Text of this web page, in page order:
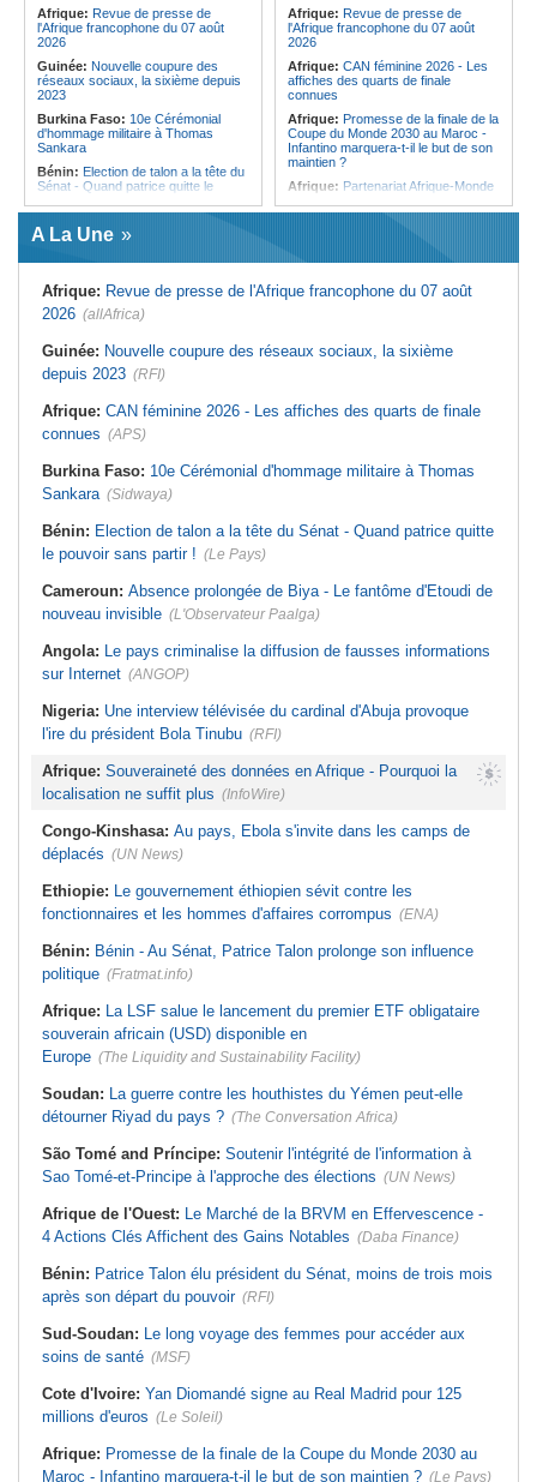
Angola:Ju-jitsu - L'Angola
décroche une quatrième médaille au
d'audition
Afrique: Revue de presse de
l'Afrique francophone du 07 août
2026
Guinée: Nouvelle coupure des
réseaux sociaux, la sixième depuis
2023
Burkina Faso: 10e Cérémonial
d'hommage militaire à Thomas
Sankara
Bénin: Election de talon a la tête du
Sénat - Quand patrice quitte le
Cameroun:
Biya - Le fantôme d'Etoudi de
cardinal d'Abuja provoque l'ire du
président Bola Tinubu
Talon prolonge son influence
politique
São Tomé and Príncipe:
Tomé-et-Principe à l'approche des
la BRVM en Effervescence - 4
Actions Clés Affichent des Gains
Notables
Afrique: Revue de presse de
l'Afrique francophone du 07 août
2026
Afrique: CAN féminine 2026 - Les
affiches des quarts de finale
connues
Afrique: Promesse de la finale de la
Coupe du Monde 2030 au Maroc -
Infantino marquera-t-il le but de son
maintien ?
Afrique: Partenariat Afrique-Monde
relancer la coopération
d'hostilité menée par Le Caire
Tunisie:Mouled 2026 - Voici la date
Hydrogène vert - La pays
peut-il transformer son potentiel en
Comment transformer le label
Le charançon rouge
attaque les palmiers de Sousse -
A La Une
Afrique: Revue de presse de l'Afrique francophone du 07 août
2026 (allAfrica)
Guinée: Nouvelle coupure des réseaux sociaux, la sixième
depuis 2023 (RFI)
Afrique: CAN féminine 2026 - Les affiches des quarts de finale
connues (APS)
Burkina Faso: 10e Cérémonial d'hommage militaire à Thomas
Sankara (Sidwaya)
Bénin: Election de talon a la tête du Sénat - Quand patrice quitte
le pouvoir sans partir ! (Le Pays)
Cameroun: Absence prolongée de Biya - Le fantôme d'Etoudi de
nouveau invisible (L'Observateur Paalga)
Angola: Le pays criminalise la diffusion de fausses informations
sur Internet (ANGOP)
Nigeria: Une interview télévisée du cardinal d'Abuja provoque
l'ire du président Bola Tinubu (RFI)
Afrique: Souveraineté des données en Afrique - Pourquoi la
localisation ne suffit plus (InfoWire)
Congo-Kinshasa: Au pays, Ebola s'invite dans les camps de
déplacés (UN News)
Ethiopie: Le gouvernement éthiopien sévit contre les
fonctionnaires et les hommes d'affaires corrompus (ENA)
Bénin: Bénin - Au Sénat, Patrice Talon prolonge son influence
politique (Fratmat.info)
Afrique: La LSF salue le lancement du premier ETF obligataire
souverain africain (USD) disponible en
Europe (The Liquidity and Sustainability Facility)
Soudan: La guerre contre les houthistes du Yémen peut-elle
détourner Riyad du pays ? (The Conversation Africa)
São Tomé and Príncipe: Soutenir l'intégrité de l'information à
Sao Tomé-et-Principe à l'approche des élections (UN News)
Afrique de l'Ouest: Le Marché de la BRVM en Effervescence -
4 Actions Clés Affichent des Gains Notables (Daba Finance)
Bénin: Patrice Talon élu président du Sénat, moins de trois mois
après son départ du pouvoir (RFI)
Sud-Soudan: Le long voyage des femmes pour accéder aux
soins de santé (MSF)
Cote d'Ivoire: Yan Diomandé signe au Real Madrid pour 125
millions d'euros (Le Soleil)
Afrique: Promesse de la finale de la Coupe du Monde 2030 au
Maroc - Infantino marquera-t-il le but de son maintien ? (Le Pays)